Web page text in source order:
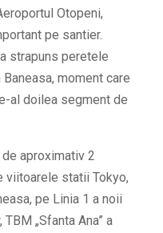
Otopeni,
pe santier.
strapuns peretele
moment care
al doilea segment de
aproximativ 2
viitoarele statii Tokyo,
pe Linia 1 a noii
„Sfanta Ana” a